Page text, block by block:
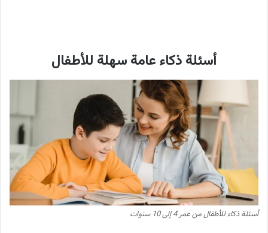
أسئلة ذكاء عامة سهلة للأطفال
أسئلة ذكاء للأطفال من عمر 4 إلى 10 سنوات